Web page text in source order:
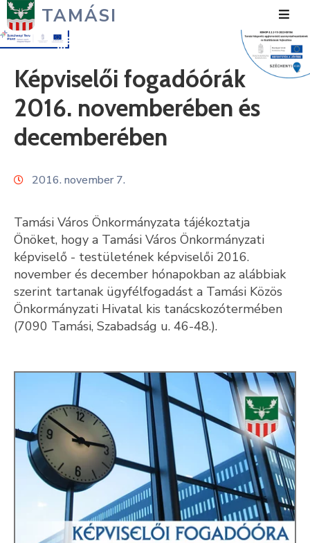
TAMÁSI
Városunk
Turizmus
Fejlesztések
Média
Kultúra
Képviselői fogadóórák
2016. novemberében és
decemberében
2016. november 7.
Tamási Város Önkormányzata tájékoztatja
Önöket, hogy a Tamási Város Önkormányzati
képviselő - testületének képviselői 2016.
november és december hónapokban az alábbiak
szerint tartanak ügyfélfogadást a Tamási Közös
Önkormányzati Hivatal kis tanácskozótermében
(7090 Tamási, Szabadság u. 46-48.).